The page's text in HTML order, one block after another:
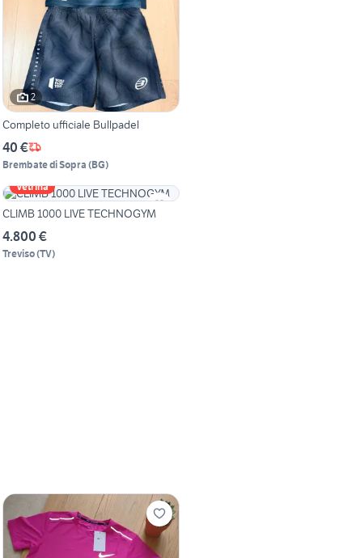
2
Completo ufficiale Bullpadel
40 €
Brembate di Sopra (BG)
Vetrina
CLIMB 1000 LIVE TECHNOGYM
4.800 €
Treviso(TV)